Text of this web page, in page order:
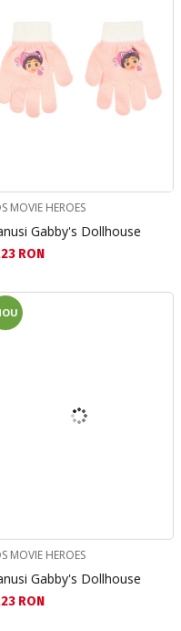
MOVIE HEROES
Gabby's Dollhouse
цена:
RON
MOVIE HEROES
Gabby's Dollhouse
цена:
RON